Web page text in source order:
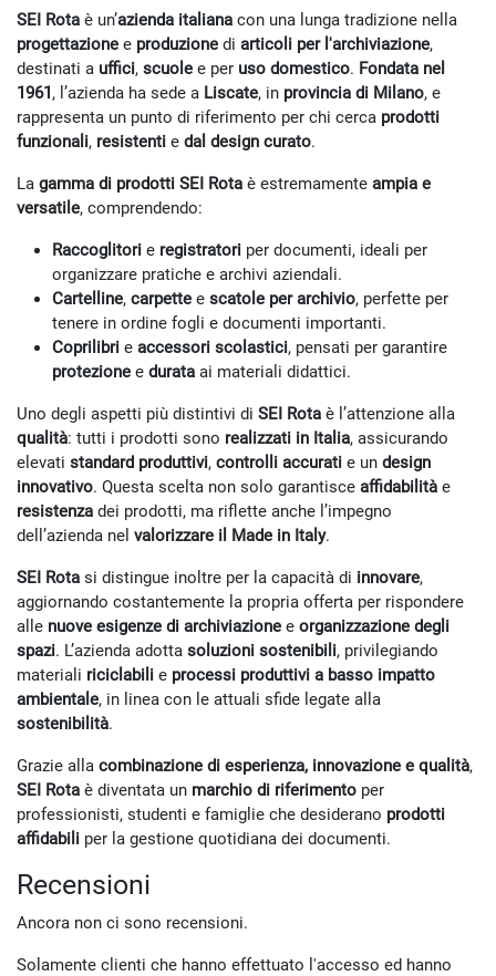
SEI Rota è un’azienda italiana con una lunga tradizione nella
progettazione e produzione di articoli per l'archiviazione,
destinati a uffici, scuole e per uso domestico. Fondata nel
1961, l’azienda ha sede a Liscate, in provincia di Milano, e
rappresenta un punto di riferimento per chi cerca prodotti
funzionali, resistenti e dal design curato.
La gamma di prodotti SEI Rota è estremamente ampia e
versatile, comprendendo:
Raccoglitori e registratori per documenti, ideali per
organizzare pratiche e archivi aziendali.
Cartelline, carpette e scatole per archivio, perfette per
tenere in ordine fogli e documenti importanti.
Coprilibri e accessori scolastici, pensati per garantire
protezione e durata ai materiali didattici.
Uno degli aspetti più distintivi di SEI Rota è l’attenzione alla
qualità: tutti i prodotti sono realizzati in Italia, assicurando
elevati standard produttivi, controlli accurati e un design
innovativo. Questa scelta non solo garantisce affidabilità e
resistenza dei prodotti, ma riflette anche l’impegno
dell’azienda nel valorizzare il Made in Italy.
SEI Rota si distingue inoltre per la capacità di innovare,
aggiornando costantemente la propria offerta per rispondere
alle nuove esigenze di archiviazione e organizzazione degli
spazi. L’azienda adotta soluzioni sostenibili, privilegiando
materiali riciclabili e processi produttivi a basso impatto
ambientale, in linea con le attuali sfide legate alla
sostenibilità.
Grazie alla combinazione di esperienza, innovazione e qualità,
SEI Rota è diventata un marchio di riferimento per
professionisti, studenti e famiglie che desiderano prodotti
affidabili per la gestione quotidiana dei documenti.
Recensioni
Ancora non ci sono recensioni.
Solamente clienti che hanno effettuato l'accesso ed hanno